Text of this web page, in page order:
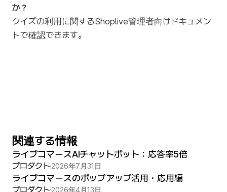
か？
クイズの利用に関するShoplive管理者向けドキュメン
トで確認できます。
関連する情報
ライブコマースAIチャットボット：応答率5倍
プロダクト 2026年7月31日
ライブコマースのポップアップ活用・応用編
プロダクト 2026年4月13日